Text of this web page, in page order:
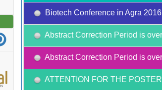
Biotech Conference in Agra 2016
Abstract Correction Period is over
Abstract Correction Period is over
ATTENTION FOR THE